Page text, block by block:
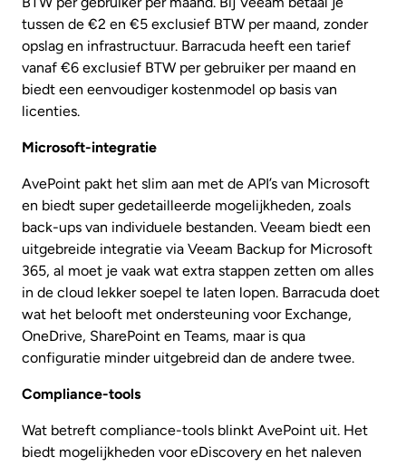
tussen de €2 en €5 exclusief BTW per maand, zonder
opslag en infrastructuur. Barracuda heeft een tarief
vanaf €6 exclusief BTW per gebruiker per maand en
biedt een eenvoudiger kostenmodel op basis van
licenties.
Microsoft-integratie
AvePoint pakt het slim aan met de API’s van Microsoft
en biedt super gedetailleerde mogelijkheden, zoals
back-ups van individuele bestanden. Veeam biedt een
uitgebreide integratie via Veeam Backup for Microsoft
365, al moet je vaak wat extra stappen zetten om alles
in de cloud lekker soepel te laten lopen. Barracuda doet
wat het belooft met ondersteuning voor Exchange,
OneDrive, SharePoint en Teams, maar is qua
configuratie minder uitgebreid dan de andere twee.
Compliance-tools
Wat betreft compliance-tools blinkt AvePoint uit. Het
biedt mogelijkheden voor eDiscovery en het naleven